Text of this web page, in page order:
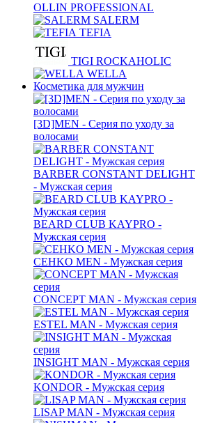
OLLIN PROFESSIONAL
SALERM
TEFIA
TIGI ROCKAHOLIC
WELLA
Косметика для мужчин
[3D]MEN - Серия по уходу за
волосами
BARBER CONSTANT DELIGHT
- Мужская серия
BEARD CLUB KAYPRO -
Мужская серия
CEHKO MEN - Мужская серия
CONCEPT MAN - Мужская серия
ESTEL MAN - Мужская серия
INSIGHT MAN - Мужская серия
KONDOR - Мужская серия
LISAP MAN - Мужская серия